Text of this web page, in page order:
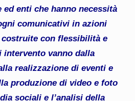
enti che hanno necessità
comunicativi in azioni
con flessibilità e
intervento vanno dalla
realizzazione di eventi e
produzione di video e foto
sociali e l’analisi della